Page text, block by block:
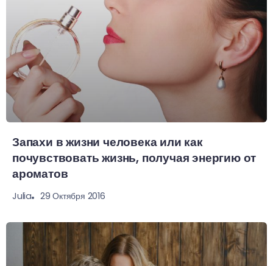
Запахи в жизни человека или как
почувствовать жизнь, получая энергию от
ароматов
Julia 29 Октября 2016